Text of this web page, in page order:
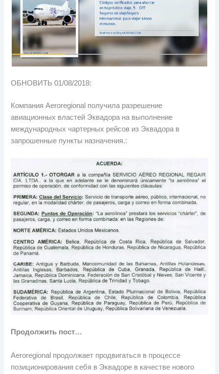
ОБНОВИТЬ 01/08/2018:
Компания Aeroregional получила разрешение
авиационных властей Эквадора на выполнение
международных чартерных рейсов из Эквадора в
запрошенные пункты назначения.:
Продолжить пост…
Aeroregional продолжает продвигаться в процессе
позиционирования себя в Эквадоре в качестве нового